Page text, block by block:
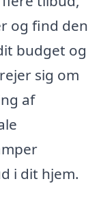
og find den
budget og
sig om
af
i dit hjem.